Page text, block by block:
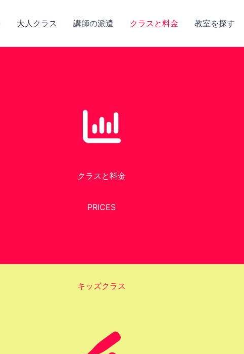
大人クラス 講師の派遣 クラスと料金 教室を探す
クラスと料金
PRICES
キッズクラス